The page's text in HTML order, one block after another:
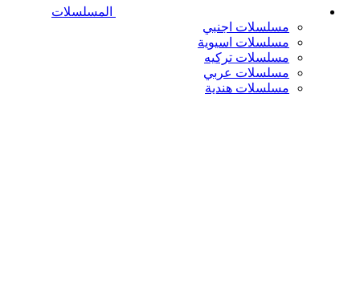
المسلسلات
مسلسلات اجنبي
مسلسلات اسيوية
مسلسلات تركيه
مسلسلات عربي
مسلسلات هندية